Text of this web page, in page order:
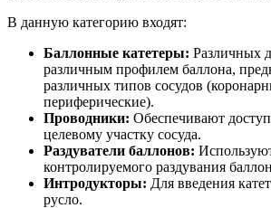
В данную категорию входят:
Баллонные катетеры: Различных
различным профилем баллона,
различных типов сосудов
периферические).
Проводники: Обеспечивают доступ
целевому участку сосуда.
Раздуватели баллонов:
контролируемого раздувания
Интродукторы: Для введения
русло.